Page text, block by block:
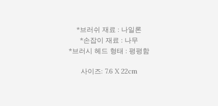
*브러쉬 재료 : 나일론
*손잡이 재료 : 나무
*브러시 헤드 형태 : 평평함
사이즈: 7.6 X 22cm